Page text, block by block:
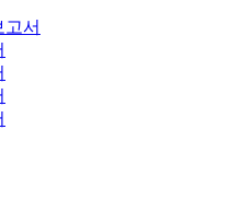
서